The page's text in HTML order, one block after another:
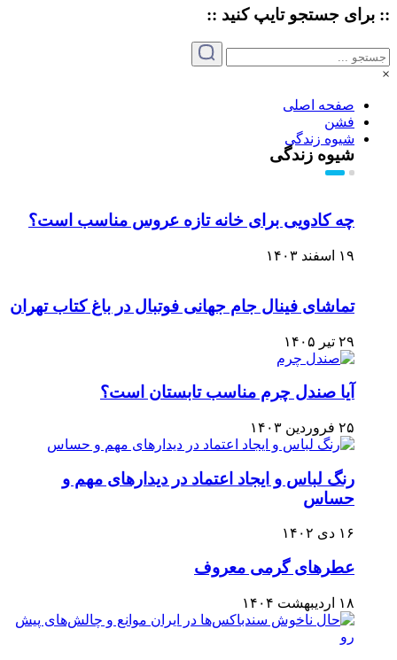
:: برای جستجو تایپکنید ::
×
صفحه اصلی
فشن
شیوه زندگی
شیوه زندگی
چه کادویی برای خانه تازه عروس مناسب است؟
۱۹ اسفند ۱۴۰۳
تماشای فینال جام جهانی فوتبال در باغ کتاب تهران
۲۹ تیر ۱۴۰۵
آیا صندل چرم مناسب تابستان است؟
۲۵ فروردین ۱۴۰۳
رنگ لباس و ایجاد اعتماد در دیدارهای مهم و
حساس
۱۶ دی ۱۴۰۲
عطرهای گرمی معروف
۱۸ اردیبهشت ۱۴۰۴